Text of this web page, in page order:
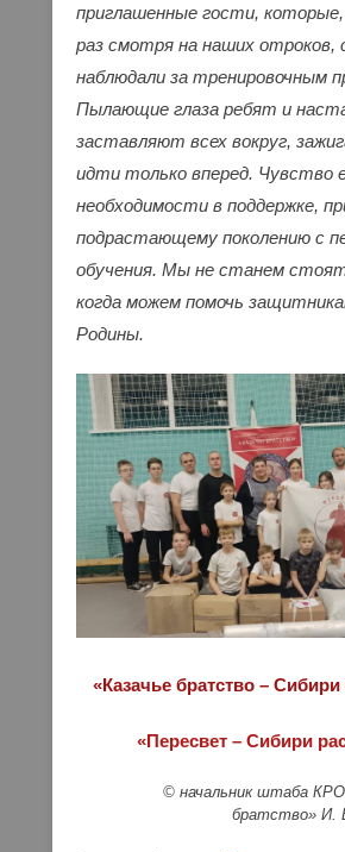
приглашенные гости,
раз смотря на наших отроков,
наблюдали за тренировочным
Пылающие глаза ребят и
заставляют всех вокруг,
идти только вперед. Чувство
необходимости в поддержке,
подрастающему поколению с
обучения. Мы не станем
когда можем помочь
Родины.
«Казачье братство – Сибири
«Пересвет – Сибири
© начальник штаба
братство» И.